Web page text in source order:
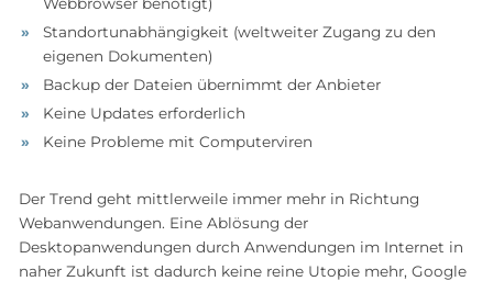
Webbrowser benötigt)
Standortunabhängigkeit (weltweiter Zugang zu den
eigenen Dokumenten)
Backup der Dateien übernimmt der Anbieter
Keine Updates erforderlich
Keine Probleme mit Computerviren
Der Trend geht mittlerweile immer mehr in Richtung
Webanwendungen. Eine Ablösung der
Desktopanwendungen durch Anwendungen im Internet in
naher Zukunft ist dadurch keine reine Utopie mehr, Google